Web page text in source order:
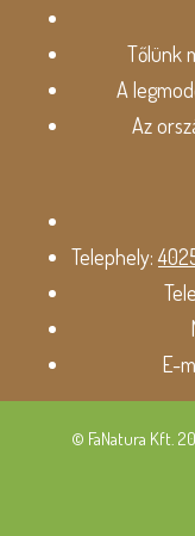
Tőlünk
A
Az
Telephely:
E-
© FaNatura Kft.